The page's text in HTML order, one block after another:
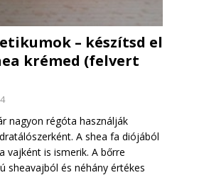
– készítsd el
krémed (felvert
nagyon régóta használják
A shea fa diójából
vajként is ismerik. A bőrre
sheavajból és néhány értékes